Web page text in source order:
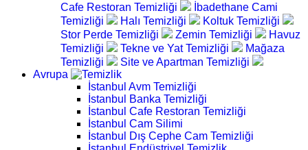
Cafe Restoran Temizliği
İbadethane Cami
Temizliği
Halı Temizliği
Koltuk Temizliği
Stor Perde Temizliği
Zemin Temizliği
Havuz
Temizliği
Tekne ve Yat Temizliği
Mağaza
Temizliği
Site ve Apartman Temizliği
Avrupa
İstanbul Avm Temizliği
İstanbul Banka Temizliği
İstanbul Cafe Restoran Temizliği
İstanbul Cam Silimi
İstanbul Dış Cephe Cam Temizliği